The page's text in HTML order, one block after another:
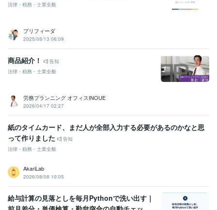
法律・税務・士業全般
プリフィーダ
2025/08/13 06:09
商品紹介！
告知
法律・税務・士業全般
労務プランニング オフィスINOUE
2026/04/17 02:27
紙のタイムカード、まだ人が全部入力する必要があるのかなと思
って作りました
告知
法律・税務・士業全般
AkariLab
2026/08/08 10:05
給与計算の見落としを毎月Pythonで洗い出す｜